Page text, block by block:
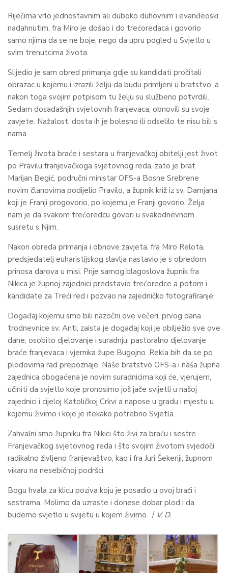
Riječima vrlo jednostavnim ali duboko duhovnim i evanđeoski
nadahnutim, fra Miro je došao i do trećoredaca i govorio
samo njima da se ne boje, nego da upru pogled u Svjetlo u
svim trenutcima života.
Slijedio je sam obred primanja gdje su kandidati pročitali
obrazac u kojemu i izrazili želju da budu primljeni u bratstvo, a
nakon toga svojim potpisom tu želju su službeno potvrdili.
Sedam dosadašnjih svjetovnih franjevaca, obnovili su svoje
zavjete. Nažalost, dosta ih je bolesno ili odselilo te nisu bili s
nama.
Temelj života braće i sestara u franjevačkoj obitelji jest život
po Pravilu franjevačkoga svjetovnog reda, zato je brat
Marijan Begić, područni ministar OFS-a Bosne Srebrene
novim članovima podijelio Pravilo, a župnik križ iz sv. Damjana
koji je Franji progovorio, po kojemu je Franji govorio. Želja
nam je da svakom trećoredcu govori u svakodnevnom
susretu s Njim.
Nakon obreda primanja i obnove zavjeta, fra Miro Relota,
predsjedatelj euharistijskog slavlja nastavio je s obredom
prinosa darova u misi. Prije samog blagoslova župnik fra
Nikica je župnoj zajednici predstavio trećoredce a potom i
kandidate za Treći red i pozvao na zajedničko fotografiranje.
Događaj kojemu smo bili nazočni ove večeri, prvog dana
trodnevnice sv. Anti, zaista je događaj koji je obilježio sve ove
dane, osobito djelovanje i suradnju, pastoralno djelovanje
braće franjevaca i vjernika župe Bugojno. Rekla bih da se po
plodovima rad prepoznaje. Naše bratstvo OFS-a i naša župna
zajednica obogaćena je novim suradnicima koji će, vjerujem,
učiniti da svjetlo koje pronosimo još jače svijetli u našoj
zajednici i cijeloj Katoličkoj Crkvi a napose u gradu i mjestu u
kojemu živimo i koje je itekako potrebno Svjetla.
Zahvalni smo župniku fra Nikici što živi za braću i sestre
Franjevačkog svjetovnog reda i što svojim životom svjedoči
radikalno življeno franjevaštvo, kao i fra Juri Šekeriji, župnom
vikaru na nesebičnoj podršci.
Bogu hvala za klicu poziva koju je posadio u ovoj braći i
sestrama. Molimo da uzraste i donese dobar plod i da
budemo svjetlo u svijetu u kojem živimo. / V. D.